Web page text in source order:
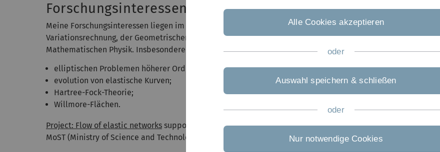
Forschungsinteressen
Meine Forschungsinteressen liegen im Bereich der Partiellen Differentialgleichungen, der
Variationsrechnung, der Geometrischen Analysis mit Bezügen zur Differentialgeometrie und der
Mathematischen Physik. Insbesondere arbeite ich an:
elliptischen Problemen höherer Ordnung;
evolution von elastische Kurven;
Hartree-Fock-Theorie;
Willmore-Flächen.
Project: Flow of elastic networks supported by a joint program of (German Research Foundation) and
MoST (Ministry of Science and Technology in Taiwan)
Alle Cookies akzeptieren
oder
Auswahl speichern & schließen
oder
Nur notwendige Cookies